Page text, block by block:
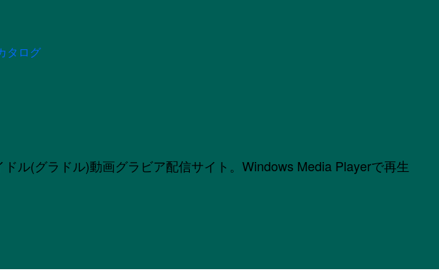
ル(グラドル)動画グラビア配信サイト。Windows Media Playerで再生